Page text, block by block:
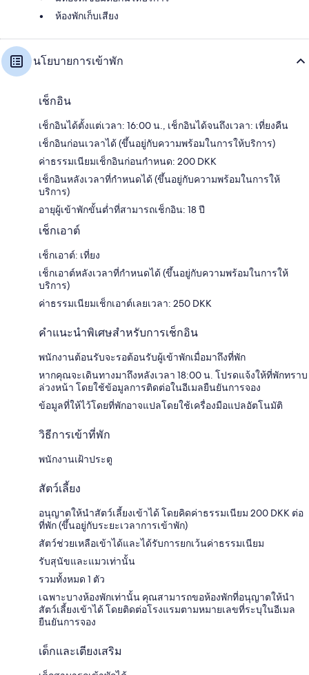
ห้องพักเก็บเสียง
นโยบายการเข้าพัก
เช็กอิน
เช็กอินได้ตั้งแต่เวลา: 16:00 น., เช็กอินได้จนถึงเวลา: เที่ยงคืน
เช็กอินก่อนเวลาได้ (ขึ้นอยู่กับความพร้อมในการให้บริการ)
ค่าธรรมเนียมเช็กอินก่อนกำหนด: 200 DKK
เช็กอินหลังเวลาที่กำหนดได้ (ขึ้นอยู่กับความพร้อมในการให้
บริการ)
อายุผู้เข้าพักขั้นต่ำที่สามารถเช็กอิน: 18 ปี
เช็กเอาต์
เช็กเอาต์: เที่ยง
เช็กเอาต์หลังเวลาที่กำหนดได้ (ขึ้นอยู่กับความพร้อมในการให้
บริการ)
ค่าธรรมเนียมเช็กเอาต์เลยเวลา: 250 DKK
คำแนะนำพิเศษสำหรับการเช็กอิน
พนักงานต้อนรับจะรอต้อนรับผู้เข้าพักเมื่อมาถึงที่พัก
หากคุณจะเดินทางมาถึงหลังเวลา 18:00 น. โปรดแจ้งให้ที่พักทราบ
ล่วงหน้า โดยใช้ข้อมูลการติดต่อในอีเมลยืนยันการจอง
ข้อมูลที่ให้ไว้โดยที่พักอาจแปลโดยใช้เครื่องมือแปลอัตโนมัติ
วิธีการเข้าที่พัก
พนักงานเฝ้าประตู
สัตว์เลี้ยง
อนุญาตให้นำสัตว์เลี้ยงเข้าได้ โดยคิดค่าธรรมเนียม 200 DKK ต่อ
ที่พัก (ขึ้นอยู่กับระยะเวลาการเข้าพัก)
สัตว์ช่วยเหลือเข้าได้และได้รับการยกเว้นค่าธรรมเนียม
รับสุนัขและแมวเท่านั้น
รวมทั้งหมด 1 ตัว
เฉพาะบางห้องพักเท่านั้น คุณสามารถขอห้องพักที่อนุญาตให้นำ
สัตว์เลี้ยงเข้าได้ โดยติดต่อโรงแรมตามหมายเลขที่ระบุในอีเมล
ยืนยันการจอง
เด็กและเตียงเสริม